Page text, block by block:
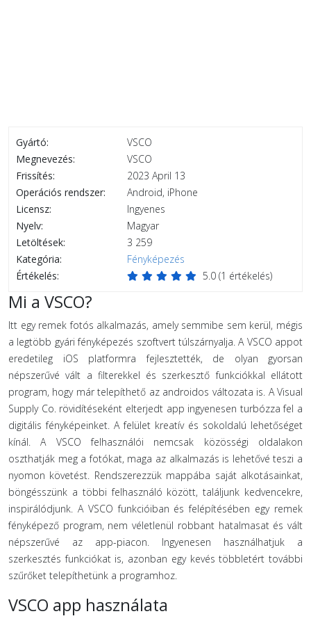
Gyártó:
VSCO
Megnevezés:
VSCO
Frissítés:
2023 April 13
Operációs rendszer:
Android, iPhone
Licensz:
Ingyenes
Nyelv:
Magyar
Letöltések:
3 259
Kategória:
Fényképezés
Értékelés:
5.0 (1 értékelés)
Mi a VSCO?
Itt egy remek fotós alkalmazás, amely semmibe sem kerül, mégis
a legtöbb gyári fényképezés szoftvert túlszárnyalja. A VSCO appot
eredetileg iOS platformra fejlesztették, de olyan gyorsan
népszerűvé vált a filterekkel és szerkesztő funkciókkal ellátott
program, hogy már telepíthető az androidos változata is. A Visual
Supply Co. rövidítéseként elterjedt app ingyenesen turbózza fel a
digitális fényképeinket. A felület kreatív és sokoldalú lehetőséget
kínál. A VSCO felhasználói nemcsak közösségi oldalakon
oszthatják meg a fotókat, maga az alkalmazás is lehetővé teszi a
nyomon követést. Rendszerezzük mappába saját alkotásainkat,
böngésszünk a többi felhasználó között, találjunk kedvencekre,
inspirálódjunk. A VSCO funkcióiban és felépítésében egy remek
fényképező program, nem véletlenül robbant hatalmasat és vált
népszerűvé az app-piacon. Ingyenesen használhatjuk a
szerkesztés funkciókat is, azonban egy kevés többletért további
szűrőket telepíthetünk a programhoz.
VSCO app használata